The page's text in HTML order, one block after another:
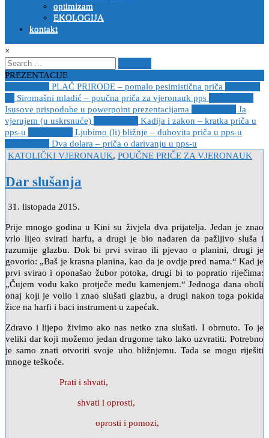
optimizam
EKOLOGIJA
kontakt
×
Search
for:
PREZENTACIJE
PLAČ PRIRODE – pomalo pesimistična priča
Siromašni mladić – poučna priča za vjeronauk pps
Isusove prispodobe u powerpoint prezentacijama
Ja
vjerujem (u uskrsnuće)
Kadija i zakon – kratka priča u
pps-u
Ljubimo (li) bližnje – duhovita priča u pps-u
Dva dolara – priča o darivanju u pps-u
Posted
KATOLIČKI VJERONAUK, POUČNE PRIČE ZA VJERONAUK
Dar slušanja
31. listopada 2015.
Prije mnogo godina u Kini su živjela dva prijatelja. Jedan je znao
vrlo lijeo svirati harfu, a drugi je bio nadaren da pažljivo sluša i
razumije glazbu. Dok bi prvi svirao ili pjevao o planini, drugi je
govorio: „Baš je krasna planina, kao da je ovdje pred nama.“ Kad je
prvi svirao i oponašao žubor potoka, drugi bi to popratio riječima:
„Čujem vodu kako protječe među kamenjem.“ Jednoga dana oboli
onaj koji je volio i znao slušati glazbu, a drugi nakon toga pokida
žice na harfi i baci instrument u zapećak.
Zdravo i lijepo živimo ako nas netko zna slušati. I obrnuto. To je
veliki dar koji možemo jedan drugome tako lako uzvratiti. Potrebno
je samo znati otvoriti svoje uho bližnjemu. Tada se mogu riješiti
mnoge teškoće.
Prati i shvati,
shvati i oprosti,
oprosti i pomozi,